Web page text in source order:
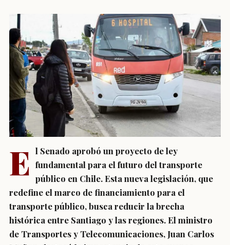
E l Senado aprobó un proyecto de ley
fundamental para el futuro del transporte
público en Chile. Esta nueva legislación, que
redefine el marco de financiamiento para el
transporte público, busca reducir la brecha
histórica entre Santiago y las regiones. El ministro
de Transportes y Telecomunicaciones, Juan Carlos